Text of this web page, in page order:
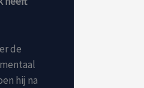
de
hij na